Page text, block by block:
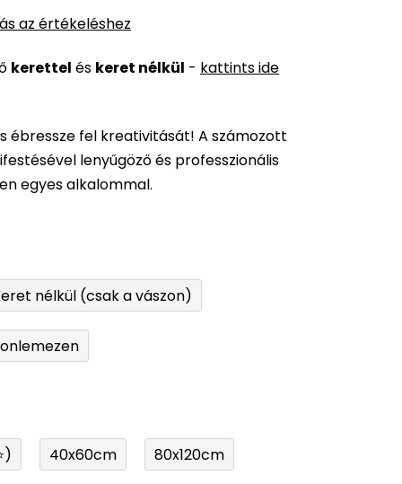
az értékeléshez
kerettel és keret nélkül - kattints ide
ébressze fel kreativitását! A számozott
lenyűgöző és professzionális
egyes alkalommal.
nélkül (csak a vászon)
40x60cm 80x120cm